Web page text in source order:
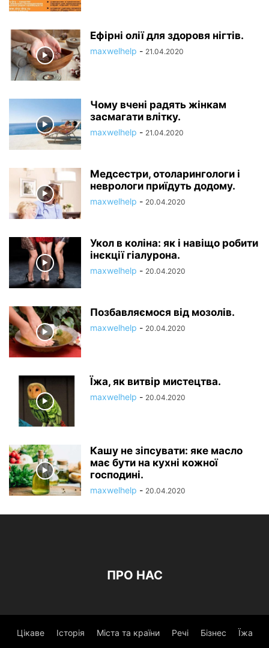
Ефірні олії для здоровя нігтів.
maxwelhelp - 21.04.2020
Чому вчені радять жінкам
засмагати влітку.
maxwelhelp - 21.04.2020
Медсестри, отоларингологи і
неврологи приїдуть додому.
maxwelhelp - 20.04.2020
Укол в коліна: як і навіщо робити
інєкції гіалурона.
maxwelhelp - 20.04.2020
Позбавляємося від мозолів.
maxwelhelp - 20.04.2020
Їжа, як витвір мистецтва.
maxwelhelp - 20.04.2020
Кашу не зіпсувати: яке масло
має бути на кухні кожної
господині.
maxwelhelp - 20.04.2020
ПРО НАС
Цікаве Історія Міста та країни Речі Бізнес Їжа